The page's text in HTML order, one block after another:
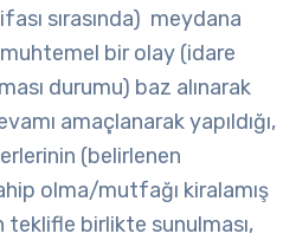
sırasında) meydana
bir olay (idare
durumu) baz alınarak
amaçlanarak yapıldığı,
(belirlenen
olma/mutfağı kiralamış
teklifle birlikte sunulması,